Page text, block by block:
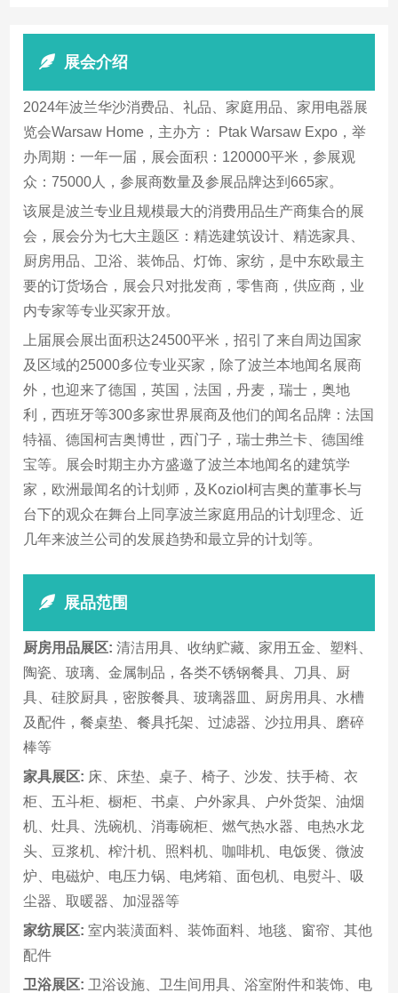
展会介绍
2024年波兰华沙消费品、礼品、家庭用品、家用电器展
览会Warsaw Home，主办方： Ptak Warsaw Expo，举
办周期：一年一届，展会面积：120000平米，参展观
众：75000人，参展商数量及参展品牌达到665家。
该展是波兰专业且规模最大的消费用品生产商集合的展
会，展会分为七大主题区：精选建筑设计、精选家具、
厨房用品、卫浴、装饰品、灯饰、家纺，是中东欧最主
要的订货场合，展会只对批发商，零售商，供应商，业
内专家等专业买家开放。
上届展会展出面积达24500平米，招引了来自周边国家
及区域的25000多位专业买家，除了波兰本地闻名展商
外，也迎来了德国，英国，法国，丹麦，瑞士，奥地
利，西班牙等300多家世界展商及他们的闻名品牌：法国
特福、德国柯吉奥博世，西门子，瑞士弗兰卡、德国维
宝等。展会时期主办方盛邀了波兰本地闻名的建筑学
家，欧洲最闻名的计划师，及Koziol柯吉奥的董事长与
台下的观众在舞台上同享波兰家庭用品的计划理念、近
几年来波兰公司的发展趋势和最立异的计划等。
展品范围
厨房用品展区: 清洁用具、收纳贮藏、家用五金、塑料、
陶瓷、玻璃、金属制品，各类不锈钢餐具、刀具、厨
具、硅胶厨具，密胺餐具、玻璃器皿、厨房用具、水槽
及配件，餐桌垫、餐具托架、过滤器、沙拉用具、磨碎
棒等
家具展区: 床、床垫、桌子、椅子、沙发、扶手椅、衣
柜、五斗柜、橱柜、书桌、户外家具、户外货架、油烟
机、灶具、洗碗机、消毒碗柜、燃气热水器、电热水龙
头、豆浆机、榨汁机、照料机、咖啡机、电饭煲、微波
炉、电磁炉、电压力锅、电烤箱、面包机、电熨斗、吸
尘器、取暖器、加湿器等
家纺展区: 室内装潢面料、装饰面料、地毯、窗帘、其他
配件
卫浴展区: 卫浴设施、卫生间用具、浴室附件和装饰、电